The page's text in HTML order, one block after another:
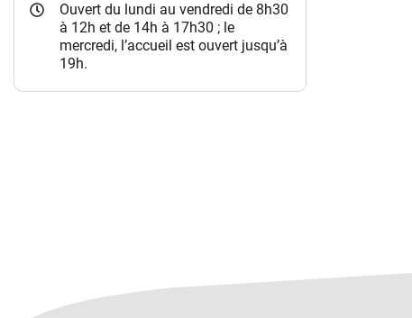
Ouvert du lundi au vendredi de 8h30
à 12h et de 14h à 17h30 ; le
mercredi, l’accueil est ouvert jusqu’à
19h.